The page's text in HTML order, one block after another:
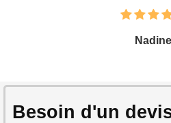
Nadine
Besoin d'un